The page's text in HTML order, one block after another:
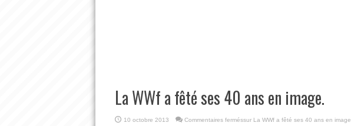
La WWf a fêté ses 40 ans en image.
10 octobre 2013 Commentaires ferméssur La WWf a fêté ses 40 ans en image.